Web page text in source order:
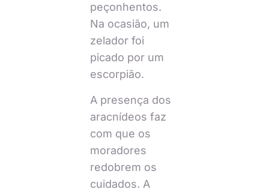
peçonhentos.
Na ocasião, um
zelador foi
picado por um
escorpião.
A presença dos
aracnídeos faz
com que os
moradores
redobrem os
cuidados. A